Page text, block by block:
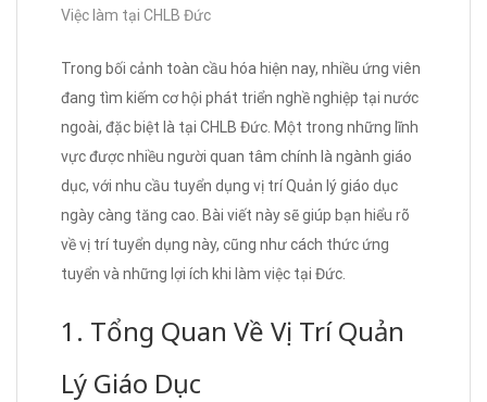
Việc làm tại CHLB Đức
Trong bối cảnh toàn cầu hóa hiện nay, nhiều ứng viên
đang tìm kiếm cơ hội phát triển nghề nghiệp tại nước
ngoài, đặc biệt là tại CHLB Đức. Một trong những lĩnh
vực được nhiều người quan tâm chính là ngành giáo
dục, với nhu cầu tuyển dụng vị trí Quản lý giáo dục
ngày càng tăng cao. Bài viết này sẽ giúp bạn hiểu rõ
về vị trí tuyển dụng này, cũng như cách thức ứng
tuyển và những lợi ích khi làm việc tại Đức.
1. Tổng Quan Về Vị Trí Quản
Lý Giáo Dục